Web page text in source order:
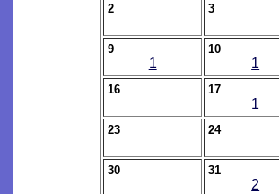
2 3
9
1
10
1
16 17
1
23 24
30 31
2